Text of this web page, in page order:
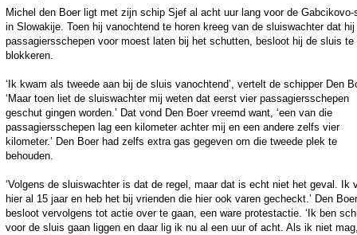
Michel den Boer ligt met zijn schip Sjef al acht uur lang voor de Gabcikovo-
in Slowakije. Toen hij vanochtend te horen kreeg van de sluiswachter dat hij
passagiersschepen voor moest laten bij het schutten, besloot hij de sluis te
blokkeren.
‘Ik kwam als tweede aan bij de sluis vanochtend’, vertelt de schipper Den
‘Maar toen liet de sluiswachter mij weten dat eerst vier passagiersschepen
geschut gingen worden.’ Dat vond Den Boer vreemd want, ‘een van die
passagiersschepen lag een kilometer achter mij en een andere zelfs vier
kilometer.’ Den Boer had zelfs extra gas gegeven om die tweede plek te
behouden.
‘Volgens de sluiswachter is dat de regel, maar dat is echt niet het geval. Ik
hier al 15 jaar en heb het bij vrienden die hier ook varen gecheckt.’ Den Boer
besloot vervolgens tot actie over te gaan, een ware protestactie. ‘Ik ben
voor de sluis gaan liggen en daar lig ik nu al een uur of acht. Als ik niet